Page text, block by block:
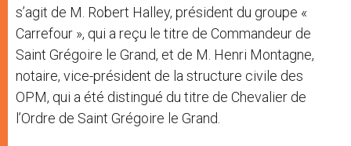
s’agit de M. Robert Halley, président du groupe «
Carrefour », qui a reçu le titre de Commandeur de
Saint Grégoire le Grand, et de M. Henri Montagne,
notaire, vice-président de la structure civile des
OPM, qui a été distingué du titre de Chevalier de
l’Ordre de Saint Grégoire le Grand.